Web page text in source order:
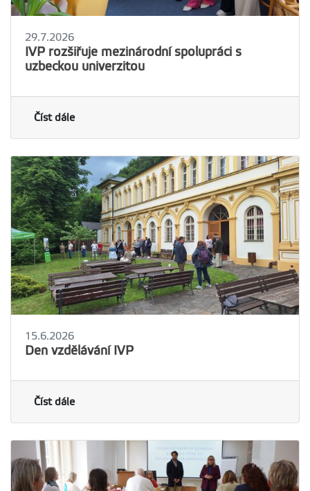
29.7.2026
IVP rozšiřuje mezinárodní spolupráci s
uzbeckou univerzitou
Číst dále
15.6.2026
Den vzdělávání IVP
Číst dále